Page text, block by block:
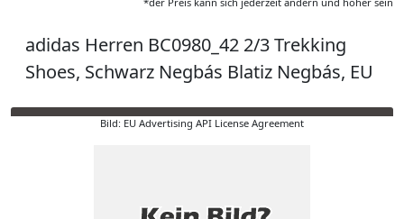
adidas Herren BC0980_42 2/3 Trekking
Shoes, Schwarz Negbás Blatiz Negbás, EU
Bild: EU Advertising API License Agreement